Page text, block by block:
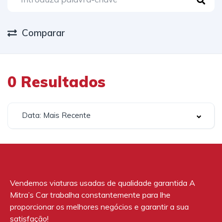
Comparar
0 Resultados
Data: Mais Recente
Vendemos viaturas usadas de qualidade garantida A
Mitra’s Car trabalha constantemente para lhe
proporcionar os melhores negócios e garantir a sua
satisfação!